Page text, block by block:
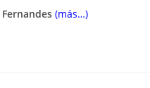
(más…)